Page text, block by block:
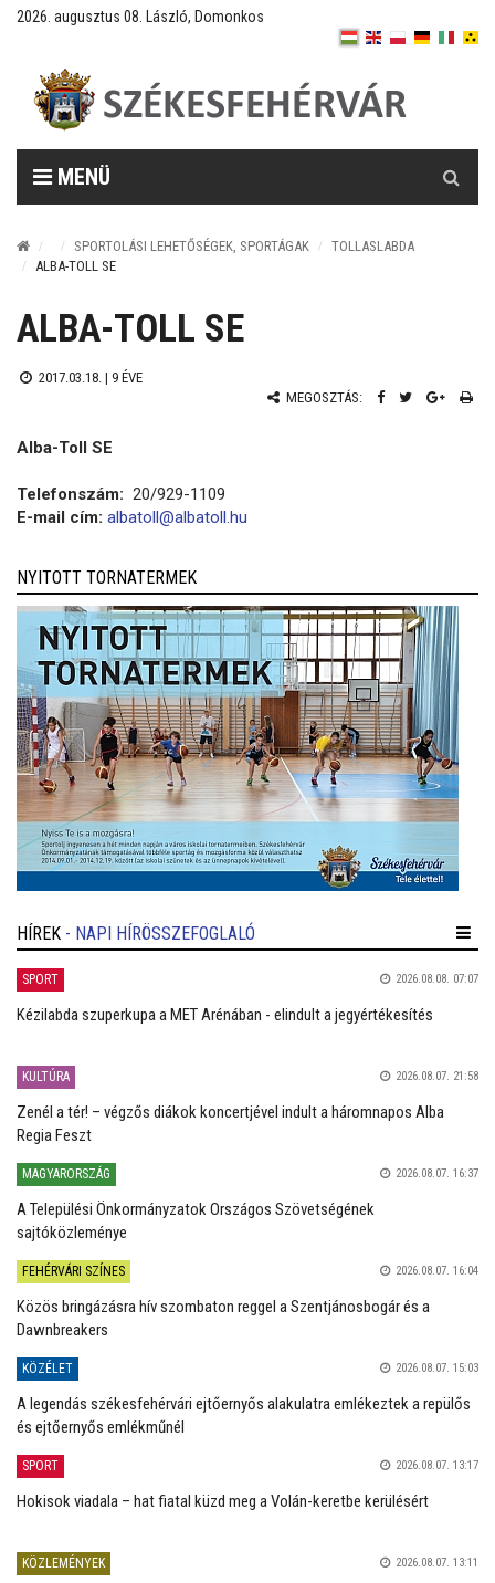
2026. augusztus 08. László, Domonkos
MENÜ
SPORTOLÁSI LEHETŐSÉGEK, SPORTÁGAK
TOLLASLABDA
ALBA-TOLL SE
ALBA-TOLL SE
2017.03.18. | 9 ÉVE
MEGOSZTÁS:
Alba-Toll SE
Telefonszám: 20/929-1109
E-mail cím: albatoll@albatoll.hu
NYITOTT TORNATERMEK
HÍREK - NAPI HÍRÖSSZEFOGLALÓ
SPORT 2026.08.08. 07:07
Kézilabda szuperkupa a MET Arénában - elindult a jegyértékesítés
KULTÚRA 2026.08.07. 21:58
Zenél a tér! – végzős diákok koncertjével indult a háromnapos Alba
Regia Feszt
MAGYARORSZÁG 2026.08.07. 16:37
A Települési Önkormányzatok Országos Szövetségének
sajtóközleménye
FEHÉRVÁRI SZÍNES 2026.08.07. 16:04
Közös bringázásra hív szombaton reggel a Szentjánosbogár és a
Dawnbreakers
KÖZÉLET 2026.08.07. 15:03
A legendás székesfehérvári ejtőernyős alakulatra emlékeztek a repülős
és ejtőernyős emlékműnél
SPORT 2026.08.07. 13:17
Hokisok viadala – hat fiatal küzd meg a Volán-keretbe kerülésért
KÖZLEMÉNYEK 2026.08.07. 13:11